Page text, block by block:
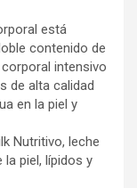
está
contenido de
intensivo
de alta calidad
en la piel y
Nutritivo, leche
piel, lípidos y